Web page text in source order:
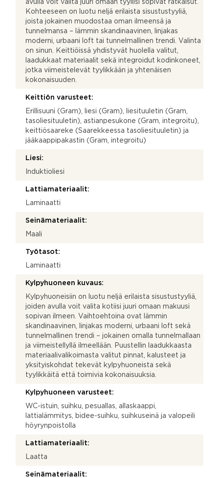
avulla voit valita juuri omaan tyyliisi sopivat ratkaisut.
Kohteeseen on luotu neljä erilaista sisustustyyliä,
joista jokainen muodostaa oman ilmeensä ja
tunnelmansa – lämmin skandinaavinen, linjakas
moderni, urbaani loft tai tunnelmallinen trendi. Valinta
on sinun. Keittiöissä yhdistyvät huolella valitut,
laadukkaat materiaalit sekä integroidut kodinkoneet,
jotka viimeistelevät tyylikkään ja yhtenäisen
kokonaisuuden.
Keittiön varusteet:
Erillisuuni (Gram), liesi (Gram), liesituuletin (Gram,
tasoliesituuletin), astianpesukone (Gram, integroitu),
keittiösaareke (Saarekkeessa tasoliesituuletin) ja
jääkaappipakastin (Gram, integroitu)
Liesi:
Induktioliesi
Lattiamateriaalit:
Laminaatti
Seinämateriaalit:
Maali
Työtasot:
Laminaatti
Kylpyhuoneen kuvaus:
Kylpyhuoneisiin on luotu neljä erilaista sisustustyyliä,
joiden avulla voit valita kotiisi juuri omaan makuusi
sopivan ilmeen. Vaihtoehtoina ovat lämmin
skandinaavinen, linjakas moderni, urbaani loft sekä
tunnelmallinen trendi – jokainen omalla tunnelmallaan
ja viimeistellyllä ilmeellään. Puustellin laadukkaasta
materiaalivalikoimasta valitut pinnat, kalusteet ja
yksityiskohdat tekevät kylpyhuoneista sekä
tyylikkäitä että toimivia kokonaisuuksia.
Kylpyhuoneen varusteet:
WC-istuin, suihku, pesuallas, allaskaappi,
lattialämmitys, bidee-suihku, suihkuseinä ja valopeili
höyrynpoistolla
Lattiamateriaalit:
Laatta
Seinämateriaalit: